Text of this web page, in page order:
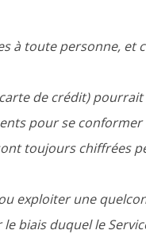
à toute personne, et
de crédit)
pour se
toujours chiffrées
exploiter une
biais duquel le